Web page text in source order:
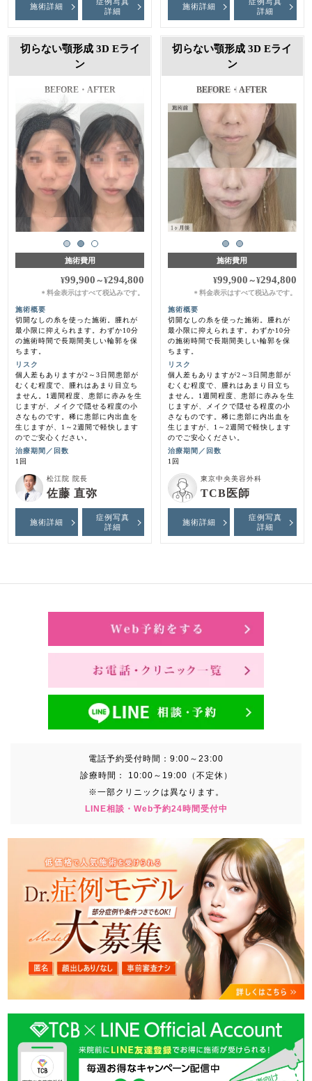
施術詳細
詳細
施術詳細
詳細
切らない顎形成 3D Eライ
ン
施術費用
¥99,900 ～¥294,800
＊料金表示はすべて税込みです。
施術概要
切開なしの糸を使った施術。腫れが
最小限に抑えられます。わずか10分
の施術時間で長期間美しい輪郭を保
ちます。
リスク
個人差もありますが2～3日間患部が
むくむ程度で、腫れはあまり目立ち
ません。1週間程度、患部に赤みを生
じますが、メイクで隠せる程度の小
さなものです。稀に患部に内出血を
生じますが、1～2週間で軽快します
のでご安心ください。
治療期間／回数
1回
松江院 院長
佐藤 直弥
施術詳細
症例写真
詳細
切らない顎形成 3D Eライ
ン
施術前・1ヶ月後
施術費用
¥99,900 ～¥294,800
＊ 料金表示はすべて税込みです。
施術概要
切開なしの糸を使った施術。腫れが
最小限に抑えられます。わずか10分
の施術時間で長期間美しい輪郭を保
ちます。
リスク
個人差もありますが2～3日間患部が
むくむ程度で、腫れはあまり目立ち
ません。1週間程度、患部に赤みを生
じますが、メイクで隠せる程度の小
さなものです。稀に患部に内出血を
生じますが、1～2週間で軽快します
のでご安心ください。
治療期間／回数
1回
東京中央美容外科
TCB医師
施術詳細
症例写真
詳細
電話予約受付時間： 9:00～23:00
診療時間：
10:00～19:00（不定休）
※一部クリニックは異なります。
LINE相談・Web予約24時間受付中